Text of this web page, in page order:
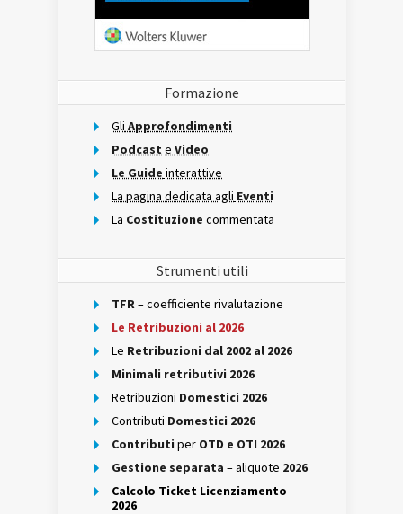
Formazione
Gli Approfondimenti
Podcast e Video
Le Guide interattive
La pagina dedicata agli Eventi
La Costituzione commentata
Strumenti utili
TFR– coefficiente rivalutazione
Le Retribuzioni al 2026
Le Retribuzioni dal 2002 al 2026
Minimali retributivi 2026
Retribuzioni Domestici 2026
Contributi Domestici 2026
Contributi per OTD e OTI 2026
Gestione separata – aliquote 2026
Calcolo Ticket Licenziamento
2026